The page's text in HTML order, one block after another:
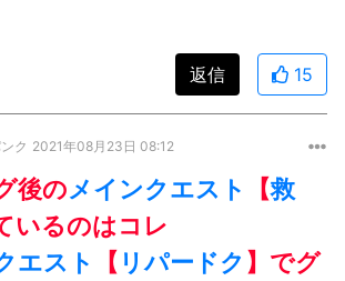
返信 15
ク 2021年08月23日 08:12
後のメインクエスト 【救
いるのはコレ
エスト 【 リパードク 】でグ